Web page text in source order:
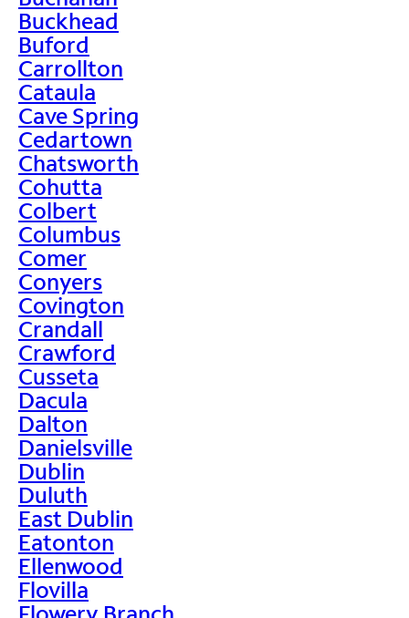
Buckhead
Buford
Carrollton
Cataula
Cave Spring
Cedartown
Chatsworth
Cohutta
Colbert
Columbus
Comer
Conyers
Covington
Crandall
Crawford
Cusseta
Dacula
Dalton
Danielsville
Dublin
Duluth
East Dublin
Eatonton
Ellenwood
Flovilla